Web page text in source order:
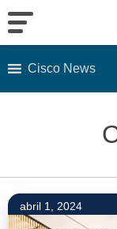
Cisco News
abril 1, 2024